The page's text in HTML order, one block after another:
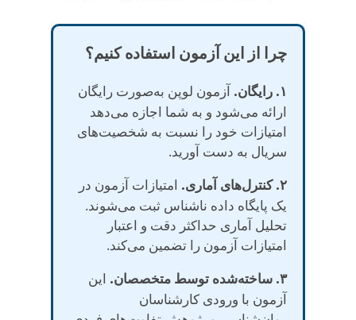
چرا از این آزمون استفاده کنیم؟
۱. رایگان.
آزمون لوپن به‌صورت رایگان
ارائه می‌شود و به شما اجازه می‌دهد
امتیازات خود را نسبت به شخصیت‌های
سریال به دست آورید.
۲. کنترل‌های آماری.
امتیازات آزمون در
یک پایگاه داده ناشناس ثبت می‌شوند.
تحلیل آماری حداکثر دقت و اعتبار
امتیازات آزمون را تضمین می‌کند.
۳. ساخته‌شده توسط متخصصان.
این
آزمون با ورودی کارشناسان